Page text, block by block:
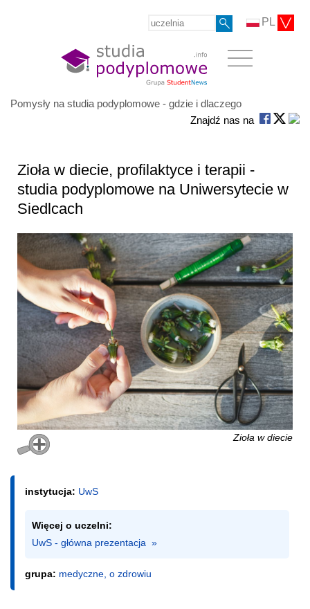
PL
Pomysły na studia podyplomowe - gdzie i dlaczego
Znajdź nas na
Zioła w diecie, profilaktyce i terapii -
studia podyplomowe na Uniwersytecie w
Siedlcach
Zioła w diecie
instytucja: UwS
Więcej o uczelni:
UwS - główna prezentacja  »
grupa: medyczne, o zdrowiu